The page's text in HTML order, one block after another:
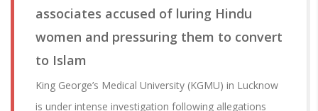
associates accused of luring Hindu
women and pressuring them to convert
to Islam
King George’s Medical University (KGMU) in Lucknow
is under intense investigation following allegations